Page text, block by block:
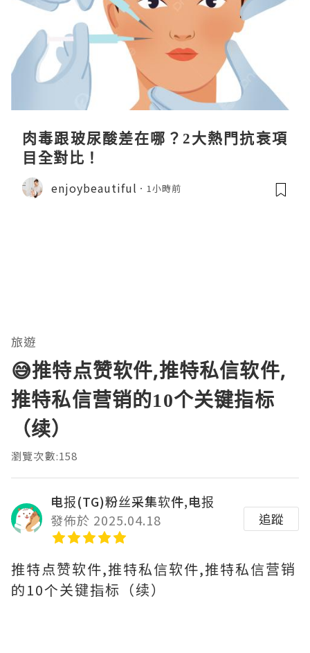
肉毒跟玻尿酸差在哪？2大熱門抗衰項
目全對比！
enjoybeautiful 1小時前
旅遊
😅推特点赞软件,推特私信软件,
推特私信营销的10个关键指标
（续）
瀏覽次數:158
电报(TG)粉丝采集软件,电报
發佈於 2025.04.18
追蹤
推特点赞软件,推特私信软件,推特私信营销
的10个关键指标（续）